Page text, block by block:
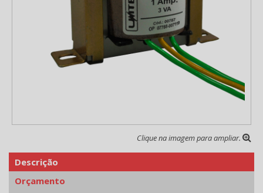
Clique na imagem para ampliar.
Descrição
Orçamento